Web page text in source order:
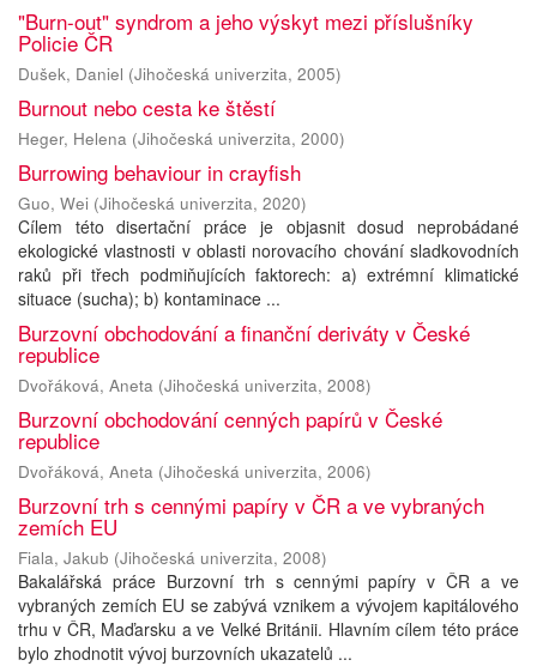
"Burn-out" syndrom a jeho výskyt mezi příslušníky
Policie ČR
Dušek, Daniel (Jihočeská univerzita, 2005)
Burnout nebo cesta ke štěstí
Heger, Helena (Jihočeská univerzita, 2000)
Burrowing behaviour in crayfish
Guo, Wei (Jihočeská univerzita, 2020)
Cílem této disertační práce je objasnit dosud neprobádané
ekologické vlastnosti v oblasti norovacího chování sladkovodních
raků při třech podmiňujících faktorech: a) extrémní klimatické
situace (sucha); b) kontaminace ...
Burzovní obchodování a finanční deriváty v České
republice
Dvořáková, Aneta (Jihočeská univerzita, 2008)
Burzovní obchodování cenných papírů v České
republice
Dvořáková, Aneta (Jihočeská univerzita, 2006)
Burzovní trh s cennými papíry v ČR a ve vybraných
zemích EU
Fiala, Jakub (Jihočeská univerzita, 2008)
Bakalářská práce Burzovní trh s cennými papíry v ČR a ve
vybraných zemích EU se zabývá vznikem a vývojem kapitálového
trhu v ČR, Maďarsku a ve Velké Británii. Hlavním cílem této práce
bylo zhodnotit vývoj burzovních ukazatelů ...